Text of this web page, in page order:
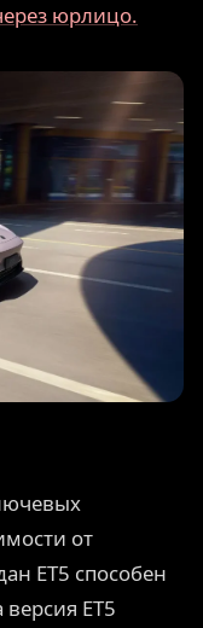
юрлицо.
от
ET5 способен
ET5